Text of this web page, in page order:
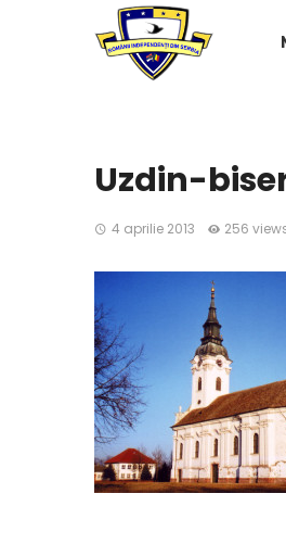
Uzdin-
4 aprilie 2013 256